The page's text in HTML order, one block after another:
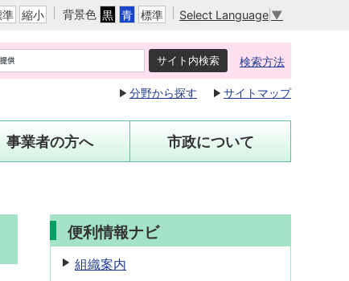
準 縮小 背景色 黒 青 標準 Select Language ▼
検索方法
分野から探す サイトマップ
事業者の方へ 市政について
便利情報ナビ
組織案内